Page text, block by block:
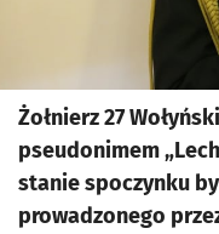
Żołnierz 27
pseudonimem
stanie spoczynku
prowadzonego